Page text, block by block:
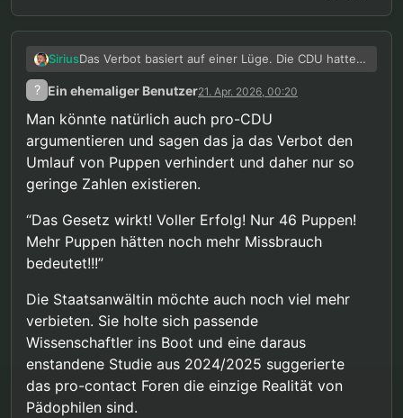
SiriusDas Verbot basiert auf einer Lüge. Die CDU hatte
damals Staatsanwälte zitiert, die behaupteten,
dass bei Missbrauchstätern ständig solche Puppen
Puppen ja zum Missbrauch geführt haben müssen.
Ich hattefür letztes Jahr mal ausgerechnet , dass
in der Realität selbst unter der unrealistischen
Annahme, dass jeder erwischte Puppenbesitzer
99.5% der Missbrauchsfälle Puppen überhaupt
keine Rolle gespielt haben können. Dieses Jahr
scheint es nicht groß anders auszusehen.
Bei fast 13.000 Fällen von Kindesmissbrauch, fast
35.000 Fällen von Kinderpornografie aber nur 46
Fällen von Kindersexpuppen zeigen ja die rohen
Zahlen schon, dass das Verbot keinen
nennenswerten Beitrag zur Prävention leisten
kann.
? Ein ehemaliger Benutzer21. Apr. 2026, 00:20
Man könnte natürlich auch pro-CDU
argumentieren und sagen das ja das Verbot den
Umlauf von Puppen verhindert und daher nur so
geringe Zahlen existieren.
“Das Gesetz wirkt! Voller Erfolg! Nur 46 Puppen!
Mehr Puppen hätten noch mehr Missbrauch
bedeutet!!!”
Die Staatsanwältin möchte auch noch viel mehr
verbieten. Sie holte sich passende
Wissenschaftler ins Boot und eine daraus
enstandene Studie aus 2024/2025 suggerierte
das pro-contact Foren die einzige Realität von
Pädophilen sind.